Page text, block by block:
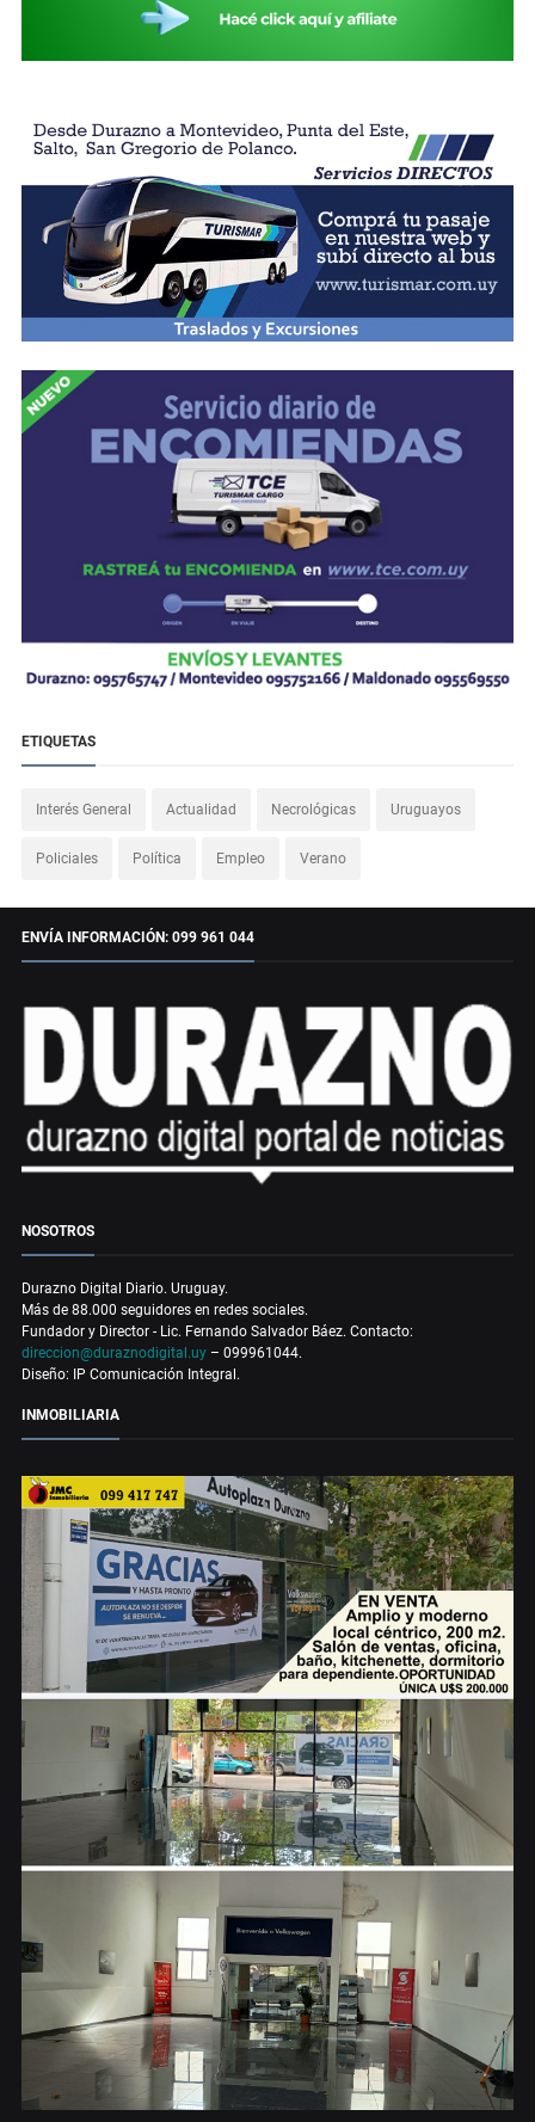
ETIQUETAS
Interés General Actualidad Necrológicas Uruguayos
Policiales Política Empleo Verano
ENVÍA INFORMACIÓN: 099 961 044
NOSOTROS
Durazno Digital Diario. Uruguay.
Más de 88.000 seguidores en redes sociales.
Fundador y Director - Lic. Fernando Salvador Báez. Contacto:
direccion@duraznodigital.uy – 099961044.
Diseño: IP Comunicación Integral.
INMOBILIARIA